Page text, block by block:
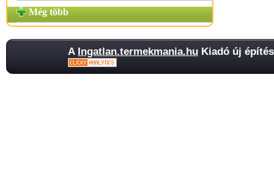
Még több
A Ingatlan.termekmania.hu Kiadó új